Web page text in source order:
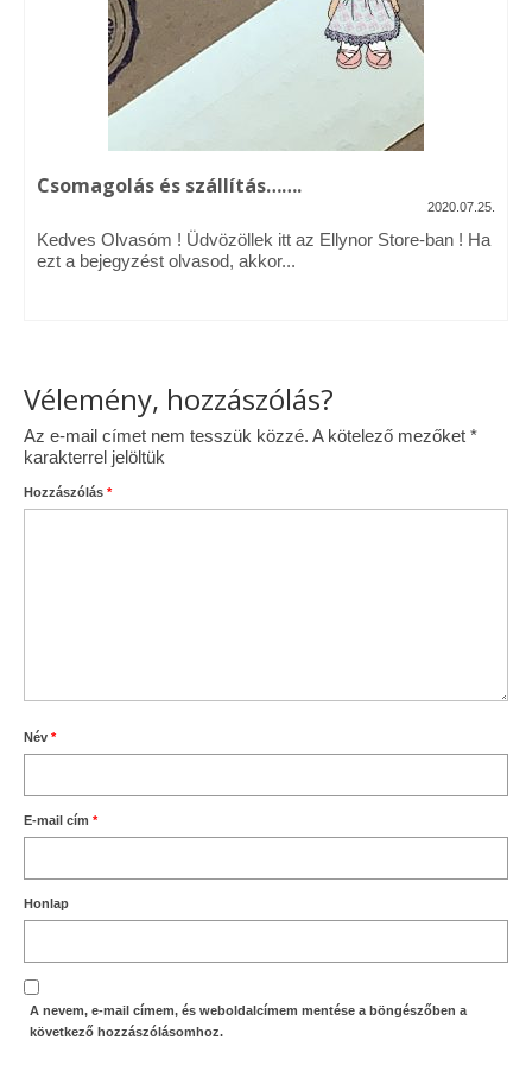
Vásárok, ahol velem is találkozhattál…
Alapanyagok, kellékek
Ellynor története
Adatkezelési tájékoztató
Csomagolás és szállítás…….
2020.07.25.
Kedves Olvasóm ! Üdvözöllek itt az Ellynor Store-ban ! Ha
ezt a bejegyzést olvasod, akkor...
Vélemény, hozzászólás?
Az e-mail címet nem tesszük közzé. A kötelező mezőket *
karakterrel jelöltük
Hozzászólás *
Név *
E-mail cím *
Honlap
A nevem, e-mail címem, és weboldalcímem mentése a böngészőben a
következő hozzászólásomhoz.